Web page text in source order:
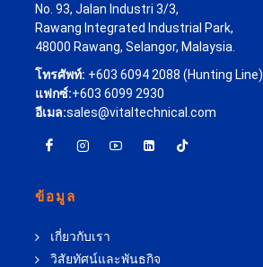
No. 93, Jalan Industri 3/3,
Rawang Integrated Industrial Park,
48000 Rawang, Selangor, Malaysia.
โทรศัพท์: +603 6094 2088 (Hunting Line)
แฟกซ์:+603 6099 2930
อีเมล:sales@vitaltechnical.com
ข้อมูล
เกี่ยวกับเรา
วิสัยทัศน์และพันธกิจ